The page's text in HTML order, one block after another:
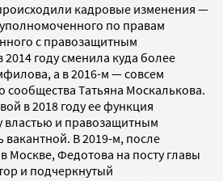
кадровые изменения —
по правам
с правозащитным
году сменила куда более
а в 2016-м — совсем
сообщества Татьяна Москалькова.
в 2018 году ее функция
властью и правозащитным
вакантной. В 2019-м, после
Москве, Федотова на посту главы
и подчеркнутый